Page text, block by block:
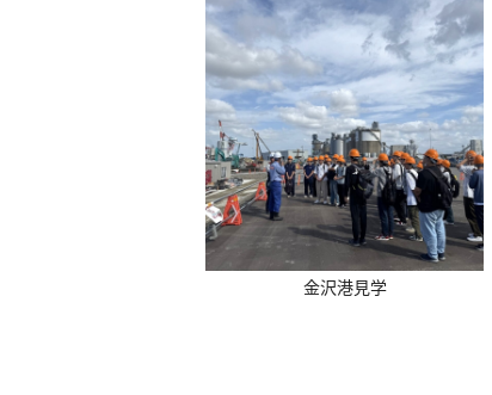
金沢港見学